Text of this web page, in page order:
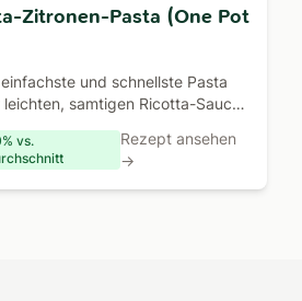
Zitronen-Pasta (One Pot
und schnellste Pasta
samtigen Ricotta-Sauce
vs.
Rezept ansehen
→